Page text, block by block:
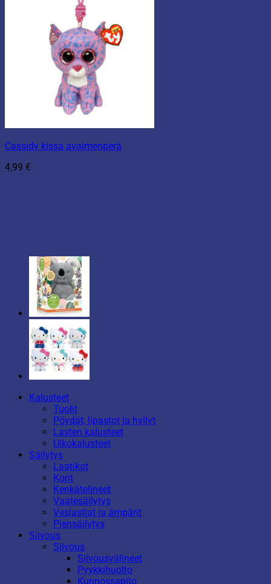
Cassidy kissa avaimenperä
4,99 €
Kalusteet
Tuolit
Pöydät, lipastot ja hyllyt
Lasten kalusteet
Ulkokalusteet
Säilytys
Laatikot
Korit
Kenkätelineet
Vaatesäilytys
Vesiastiat ja ämpärit
Piensäilytys
Siivous
Siivous
Siivousvälineet
Pyykkihuolto
Kunnossapito